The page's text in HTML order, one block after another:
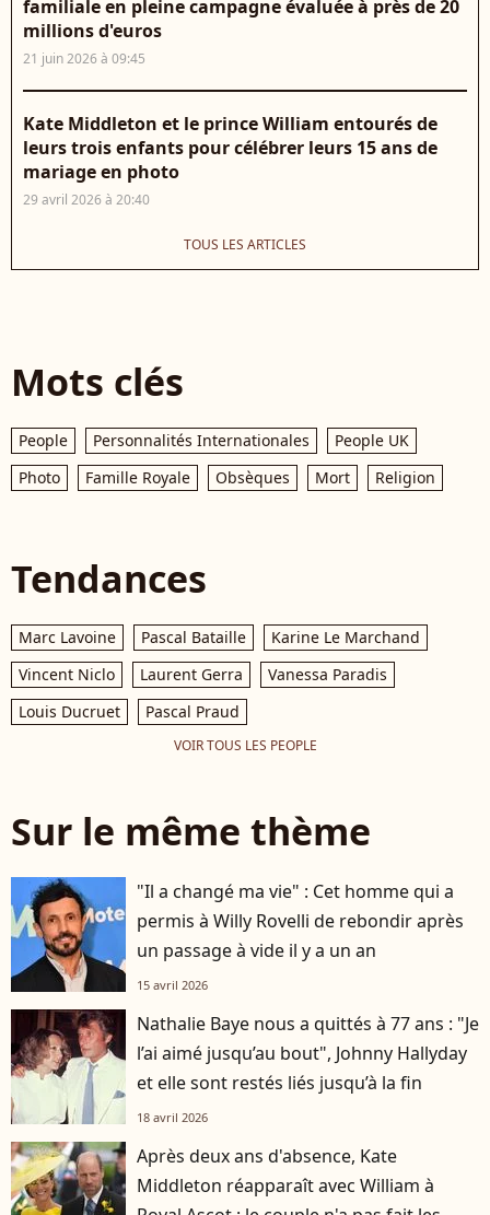
familiale en pleine campagne évaluée à près de 20
millions d'euros
21 juin 2026 à 09:45
Kate Middleton et le prince William entourés de
leurs trois enfants pour célébrer leurs 15 ans de
mariage en photo
29 avril 2026 à 20:40
TOUS LES ARTICLES
Mots clés
People Personnalités Internationales
People UK
Photo
Famille Royale Obsèques Mort Religion
Tendances
Marc Lavoine Pascal Bataille
Karine Le Marchand
Vincent Niclo
Laurent Gerra
Vanessa Paradis
Louis Ducruet
Pascal Praud
VOIR TOUS LES PEOPLE
Sur le même thème
"Il a changé ma vie" : Cet homme qui a
permis à Willy Rovelli de rebondir après
un passage à vide il y a un an
15 avril 2026
Nathalie Baye nous a quittés à 77 ans : "Je
l’ai aimé jusqu’au bout", Johnny Hallyday
et elle sont restés liés jusqu’à la fin
18 avril 2026
Après deux ans d'absence, Kate
Middleton réapparaît avec William à